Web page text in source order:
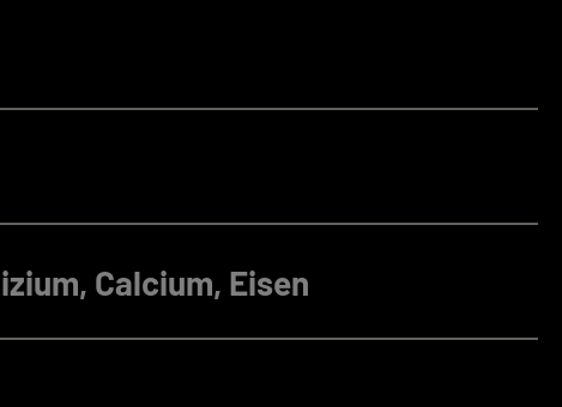
Calcium, Eisen